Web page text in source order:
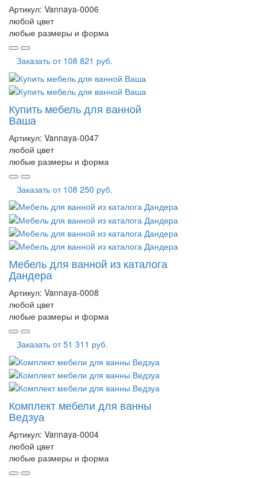
Артикул: Vannaya-0006
любой цвет
любые размеры и форма
Заказать от 108 821 руб.
Купить мебель для ванной
Ваша
Артикул: Vannaya-0047
любой цвет
любые размеры и форма
Заказать от 108 250 руб.
Мебель для ванной из каталога
Дандера
Артикул: Vannaya-0008
любой цвет
любые размеры и форма
Заказать от51 311 руб.
Комплект мебели для ванны
Ведзуа
Артикул: Vannaya-0004
любой цвет
любые размеры и форма